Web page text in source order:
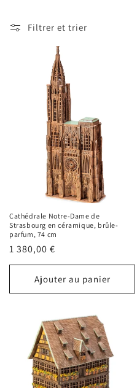
Filtrer et trier
Cathédrale Notre-Dame de
Strasbourg en céramique, brûle-
parfum, 74 cm
Prix
habituel
1 380,00 €
Ajouter au panier